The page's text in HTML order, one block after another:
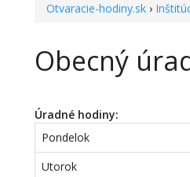
Otvaracie-hodiny.sk ›
Obecný
Úradné hodiny:
Pondelok
Utorok